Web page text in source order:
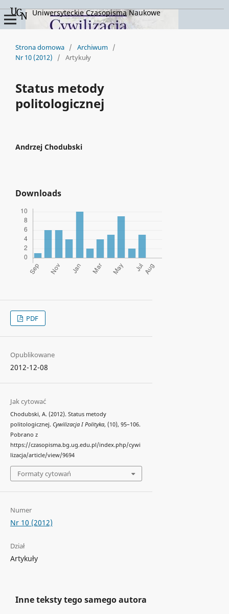
Uniwersyteckie Czasopisma Naukowe
Strona domowa / Archiwum /
Nr 10 (2012)
/ Artykuły
Status metody
politologicznej
Andrzej Chodubski
Downloads
PDF
Opublikowane
2012-12-08
Jak cytować
Chodubski, A. (2012). Status metody
politologicznej. Cywilizacja I Polityka, (10), 95–106.
Pobrano z
https://czasopisma.bg.ug.edu.pl/index.php/cywi
lizacja/article/view/9694
Formaty cytowań
Numer
Nr 10 (2012)
Dział
Artykuły
Inne teksty tego samego autora